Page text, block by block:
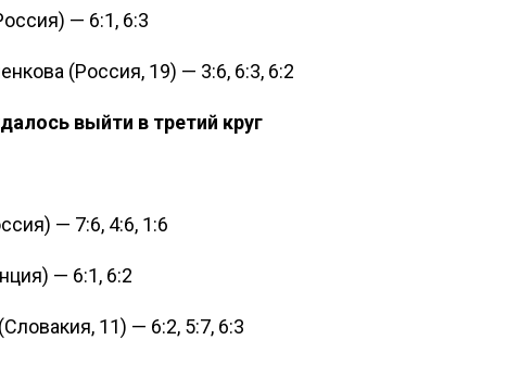
— 6:1, 6:3
(Россия, 19) — 3:6, 6:3, 6:2
выйти в третий круг
— 7:6, 4:6, 1:6
— 6:1, 6:2
11) — 6:2, 5:7, 6:3